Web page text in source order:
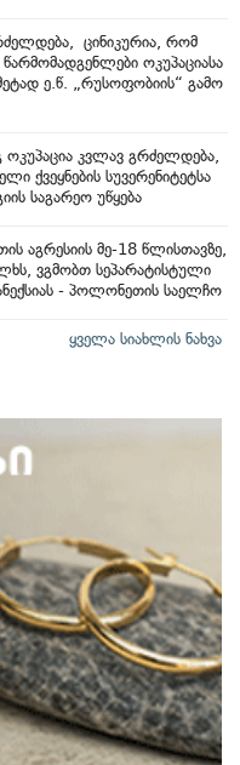
ცინიკურია, რომ
ოკუპაციასა
ე.წ. „რუსოფობიის“ გამო
კვლავ გრძელდება,
ქვეყნების სუვერენიტეტსა
საგარეო უწყება
აგრესიის მე-18 წლისთავზე,
ვგმობთ სეპარატისტული
- პოლონეთის საელჩო
ყველა სიახლის ნახვა